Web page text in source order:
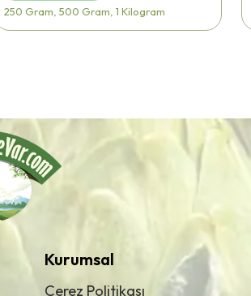
250 Gram, 500 Gram, 1 Kilogram
Kurumsal
Çerez Politikası